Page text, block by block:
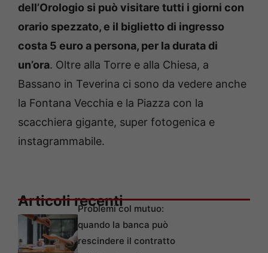
dell’Orologio si può visitare tutti i giorni con
orario spezzato, e il biglietto di ingresso
costa 5 euro a persona, per la durata di
un’ora. Oltre alla Torre e alla Chiesa, a
Bassano in Teverina ci sono da vedere anche
la Fontana Vecchia e la Piazza con la
scacchiera gigante, super fotogenica e
instagrammabile.
Articoli recenti
Problemi col mutuo:
quando la banca può
rescindere il contratto